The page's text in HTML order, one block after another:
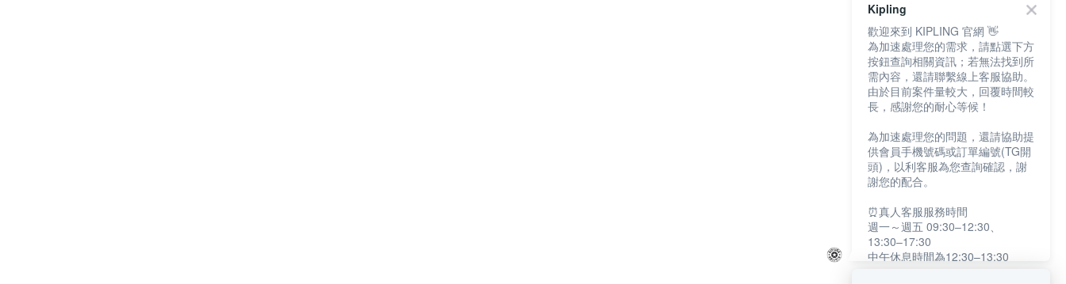
Kipling
歡迎來到 KIPLING 官網 👋
為加速處理您的需求，請點選下方
按鈕查詢相關資訊；若無法找到所
需內容，還請聯繫線上客服協助。
由於目前案件量較大，回覆時間較
長，感謝您的耐心等候！
為加速處理您的問題，還請協助提
供會員手機號碼或訂單編號(TG開
頭)，以利客服為您查詢確認，謝
謝您的配合。
⏰真人客服服務時間
週一～週五 09:30–12:30、
13:30–17:30
中午休息時間為12:30–13:30